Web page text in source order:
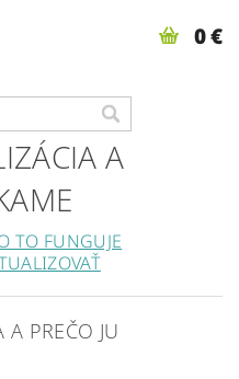
0 €
A
TO FUNGUJE
A PREČO JU